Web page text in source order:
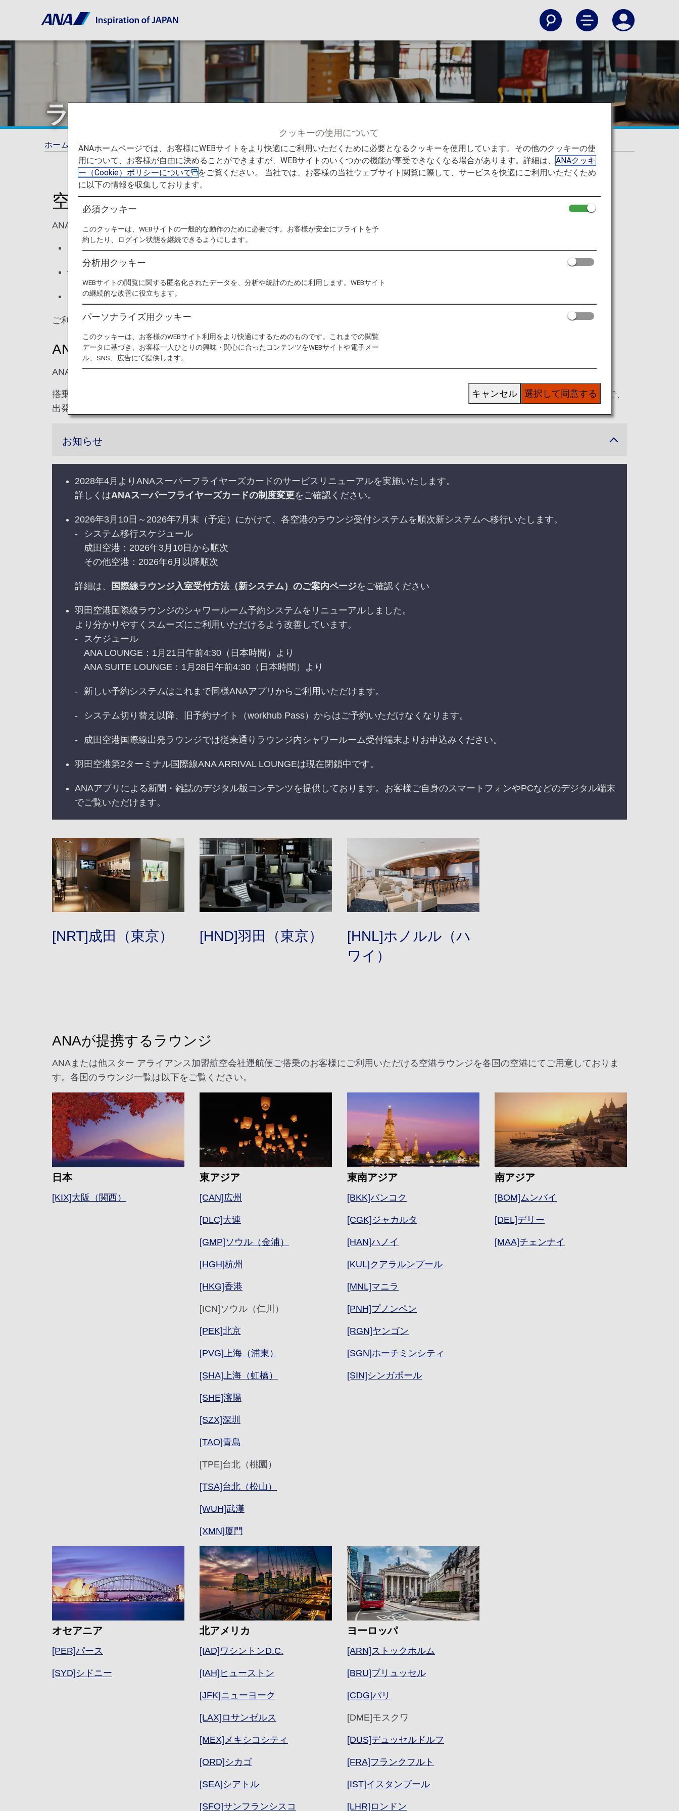
ラウンジ
ホーム ご旅行の準備 ラウンジ
空港ラウンジでくつろぎのひとときを
ANA国際線ご利用のお客様は、ANAラウンジや所定の提携航空会社ラウンジをご利用いただけます。
ご利用可能なラウンジと入室基準は空港ごとに異なります。詳しくは、該当する空港ラウンジのページをご確認ください。
他社運航のコードシェア便ご搭乗の場合はご利用いただけません。
乗り継ぎ時のご利用について、詳しくは
ご利用資格は、搭乗クラスと会員ステイタスによって異なります。詳しくは、該当する空港ラウンジのページをご確認ください。
ANAラウンジ
ANAは成田、羽田、ハワイ ホノルルの3つの空港にて自社ラウンジを提供しています。
搭乗前の時間を快適に過ごしていただくため、ANAラウンジでは豊富な種類のお食事と飲み物をご用意しています。ゆったりとした空間で、
出発前のひとときをおくつろぎください。
お知らせ
2028年4月よりANAスーパーフライヤーズカードのサービスリニューアルを実施いたします。
詳しくはANAスーパーフライヤーズカードの制度変更をご確認ください。
2026年3月10日～2026年7月末（予定）にかけて、各空港のラウンジ受付システムを順次新システムへ移行いたします。
システム移行スケジュール
成田空港：2026年3月10日から順次
その他空港：2026年6月以降順次
詳細は、 国際線ラウンジ入室受付方法（新システム）のご案内ページをご確認ください
羽田空港国際線ラウンジのシャワールーム予約システムをリニューアルしました。
より分かりやすくスムーズにご利用いただけるよう改善しています。
スケジュール
ANA LOUNGE：1月21日午前4:30（日本時間）より
ANA SUITE LOUNGE：1月28日午前4:30（日本時間）より
新しい予約システムはこれまで同様ANAアプリからご利用いただけます。
システム切り替え以降、旧予約サイト（workhub Pass）からはご予約いただけなくなります。
成田空港国際線出発ラウンジでは従来通りラウンジ内シャワールーム受付端末よりお申込みください。
羽田空港第2ターミナル国際線ANA ARRIVAL LOUNGEは現在閉鎖中です。
ANAアプリによる新聞・雑誌のデジタル版コンテンツを提供しております。お客様ご自身のスマートフォンやPCなどのデジタル端末
でご覧いただけます。
[NRT]成田（東京） [HND]羽田（東京）
[HNL]ホノルル（ハ
ワイ）
ANAが提携するラウンジ
ANAまたは他スター アライアンス加盟航空会社運航便ご搭乗のお客様にご利用いただける空港ラウンジを各国の空港にてご用意しておりま
す。各国のラウンジ一覧は以下をご覧ください。
日本
[KIX]大阪（関西）
東アジア
[CAN]広州
[DLC]大連
[GMP]ソウル（金浦）
[HGH]杭州
[HKG]香港
[ICN]ソウル（仁川）
[PEK]北京
[PVG]上海（浦東）
[SHA]上海（虹橋）
[SHE]瀋陽
[SZX]深圳
[TAO]青島
[TPE]台北（桃園）
[TSA]台北（松山）
[WUH]武漢
[XMN]厦門
東南アジア
[BKK]バンコク
[CGK]ジャカルタ
[HAN]ハノイ
[KUL]クアラルンプール
[MNL]マニラ
[PNH]プノンペン
[RGN]ヤンゴン
[SGN]ホーチミンシティ
[SIN]シンガポール
南アジア
[BOM]ムンバイ
[DEL]デリー
[MAA]チェンナイ
オセアニア
[PER]パース
[SYD]シドニー
北アメリカ
[IAD]ワシントンD.C.
[IAH]ヒューストン
[JFK]ニューヨーク
[LAX]ロサンゼルス
[MEX]メキシコシティ
[ORD]シカゴ
[SEA]シアトル
[SFO]サンフランシスコ
ヨーロッパ
[ARN]ストックホルム
[BRU]ブリュッセル
[CDG]パリ
[DME]モスクワ
[DUS]デュッセルドルフ
[FRA]フランクフルト
[IST]イスタンブール
[LHR]ロンドン
クッキーの使用について
ANAホームページでは、お客様にWEBサイトをより快適にご利用いただくために必要となるクッキーを使用しています。その他のクッキーの使
用について、お客様が自由に決めることができますが、WEBサイトのいくつかの機能が享受できなくなる場合があります。詳細は、ANAクッキ
ー（Cookie）ポリシーについて
をご覧ください。 当社では、お客様の当社ウェブサイト閲覧に際して、サービスを快適にご利用いただくため
に以下の情報を収集しております。
必須クッキー
このクッキーは、WEBサイトの一般的な動作のために必要です。お客様が安全にフライトを予
約したり、ログイン状態を継続できるようにします。
分析用クッキー
WEBサイトの閲覧に関する匿名化されたデータを、分析や統計のために利用します。WEBサイト
の継続的な改善に役立ちます。
パーソナライズ用クッキー
このクッキーは、お客様のWEBサイト利用をより快適にするためのものです。これまでの閲覧
データに基づき、お客様一人ひとりの興味・関心に合ったコンテンツをWEBサイトや電子メー
ル、SNS、広告にて提供します。
選択して同意する
キャンセル